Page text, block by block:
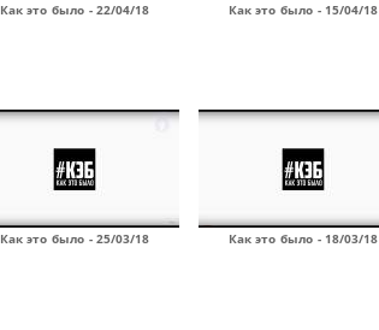
Как это было - 22/04/18 Как это было - 15/04/18
Как это было - 25/03/18 Как это было - 18/03/18